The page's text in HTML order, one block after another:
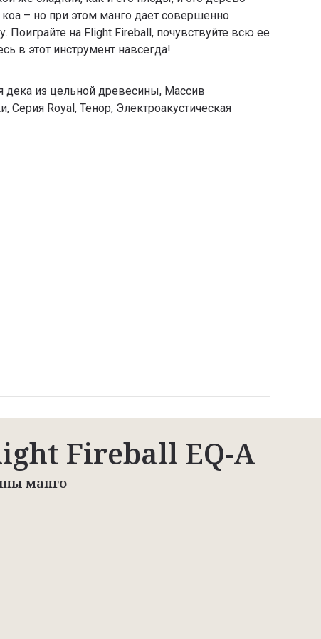
– но при этом манго дает совершенно
Поиграйте на Flight Fireball, почувствуйте всю ее
в этот инструмент навсегда!
дека из цельной древесины, Массив
, Серия Royal , Тенор, Электроакустическая
Fireball EQ-A
манго